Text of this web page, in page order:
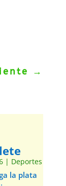
→
| Deportes
la plata